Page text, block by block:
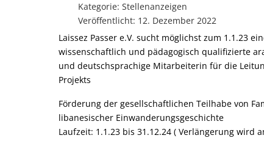
Kategorie: Stellenanzeigen
Veröffentlicht: 12. Dezember 2022
Laissez Passer e.V. sucht möglichst zum 1.1.23
wissenschaftlich und pädagogisch qualifizierte
und deutschsprachige Mitarbeiterin für die
Projekts
Förderung der gesellschaftlichen Teilhabe von
libanesischer Einwanderungsgeschichte
Laufzeit: 1.1.23 bis 31.12.24 ( Verlängerung wird